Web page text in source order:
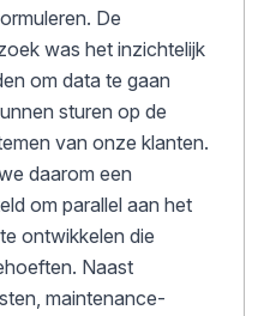
De
was het inzichtelijk
om data te gaan
sturen op de
van onze klanten.
daarom een
om parallel aan het
ontwikkelen die
Naast
maintenance-